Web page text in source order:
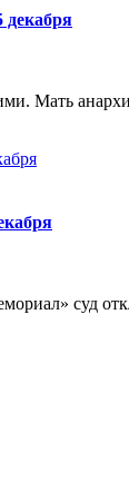
декабря
Мать
суд